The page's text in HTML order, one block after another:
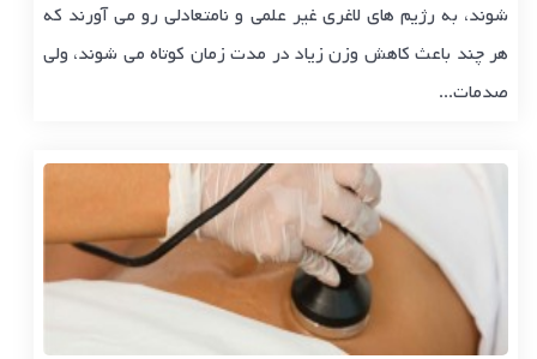
شوند، به رژیم های لاغری غیر علمی و نامتعادلی رو می آورند که
هر چند باعث کاهش وزن زیاد در مدت زمان کوتاه می شوند، ولی
صدمات...